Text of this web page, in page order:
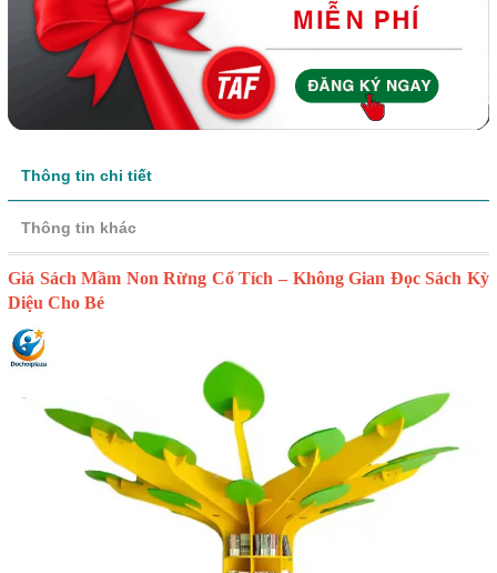
Thông tin chi tiết
Thông tin khác
Giá Sách Mầm Non Rừng Cổ Tích – Không Gian Đọc Sách Kỳ
Diệu Cho Bé